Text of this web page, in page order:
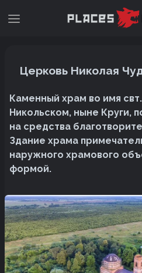
Церковь Николая
Каменный храм во имя
Никольском, ныне Круги,
на средства
Здание храма
наружного храмового
формой.